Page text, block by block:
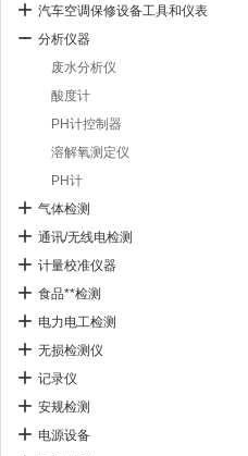
汽车空调保修设备工具和仪表
分析仪器
废水分析仪
酸度计
PH计控制器
溶解氧测定仪
PH计
气体检测
通讯/无线电检测
计量校准仪器
食品**检测
电力电工检测
无损检测仪
记录仪
安规检测
电源设备